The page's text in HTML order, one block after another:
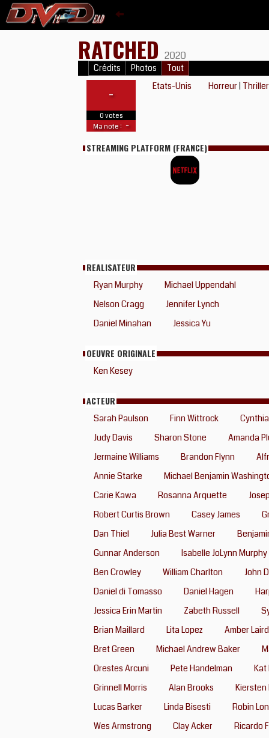
RATCHED 2020
Crédits Photos Tout
-
0 votes
Ma note : -
Etats-Unis Horreur Thriller
STREAMING PLATFORM (FRANCE)
REALISATEUR
Ryan Murphy
Michael Uppendahl
Nelson Cragg
Jennifer Lynch
Daniel Minahan
Jessica Yu
OEUVRE ORIGINALE
Ken Kesey
ACTEUR
Sarah Paulson Finn Wittrock
Judy Davis
Sharon Stone
Amanda
Jermaine Williams
Brandon Flynn
Annie Starke
Michael Benjamin
Carie Kawa
Rosanna Arquette
Robert Curtis Brown
Casey James
Dan Thiel
Julia Best Warner
Gunnar Anderson
Isabelle JoLynn Murphy
Ben Crowley
William Charlton
John
Daniel di Tomasso
Daniel Hagen
Jessica Erin Martin
Zabeth Russell
Brian Maillard
Lita Lopez
Amber Laird
Bret Green
Michael Andrew Baker
Orestes Arcuni
Pete Handelman
Kat
Grinnell Morris
Alan Brooks
Kiersten
Lucas Barker
Linda Bisesti
Robin
Wes Armstrong
Clay Acker
Ricardo